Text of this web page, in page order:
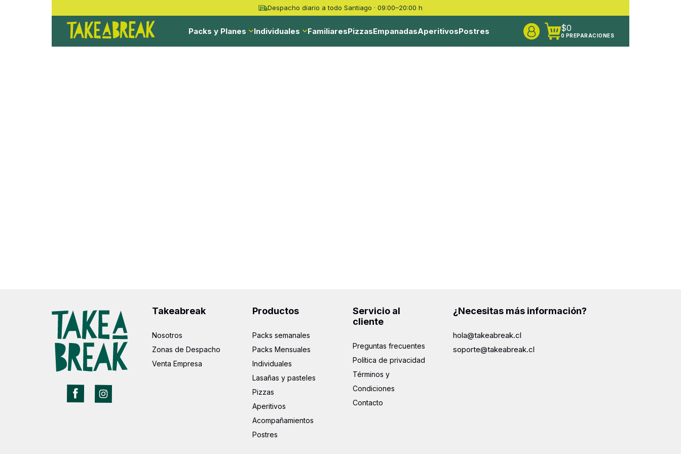
Despacho diario a todo Santiago · 09:00–20:00 h
Packs y Planes Individuales FamiliaresPizzasEmpanadasAperitivosPostres $0
0 PREPARACIONES
Takeabreak
Nosotros
Zonas de Despacho
Venta Empresa
Productos
Packs semanales
Packs Mensuales
Individuales
Lasañas y pasteles
Pizzas
Aperitivos
Acompañamientos
Postres
Servicio al
cliente
Preguntas frecuentes
Política de privacidad
Términos y
Condiciones
Contacto
¿Necesitas más información?
hola@takeabreak.cl
soporte@takeabreak.cl